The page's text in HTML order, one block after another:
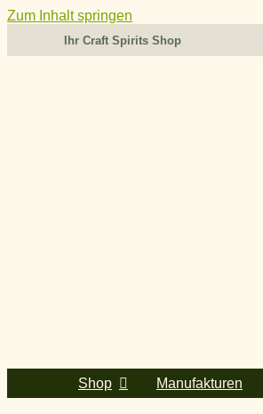
Zum Inhalt springen
Ihr Craft Spirits Shop
Shop Manufakturen